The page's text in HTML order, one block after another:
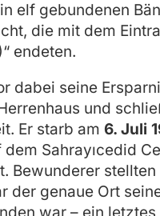
elf gebundenen
die mit dem
endeten.
dabei seine
und
Er starb am 6. Juli
Sahrayıcedid
Bewunderer stellten
der genaue Ort